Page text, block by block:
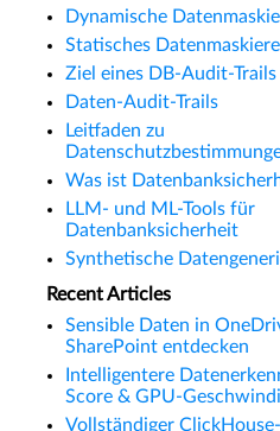
Dynamische
Statisches
Ziel eines DB-Audit-Trails
Daten-Audit-Trails
Leitfaden zu
Was ist
LLM- und ML-Tools für
Datenbanksicherheit
Synthetische
Recent Articles
Sensible Daten in
SharePoint entdecken
Intelligentere
Score & GPU-
Vollständiger